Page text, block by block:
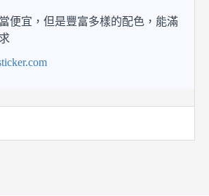
便宜，但是豐富多樣的配色，能滿